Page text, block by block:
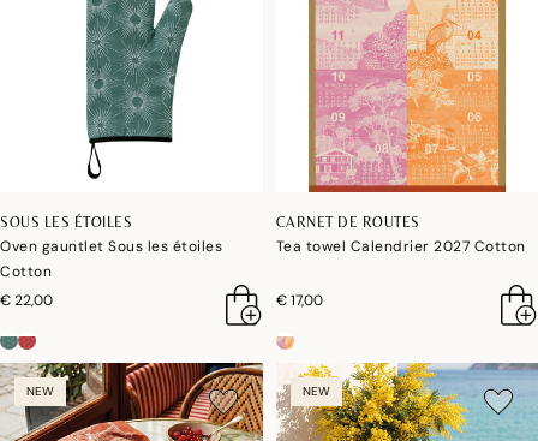
SOUS LES ÉTOILES
Oven gauntlet Sous les étoiles
Cotton
€ 22,00
CARNET DE ROUTES
Tea towel Calendrier 2027 Cotton
€ 17,00
NEW NEW